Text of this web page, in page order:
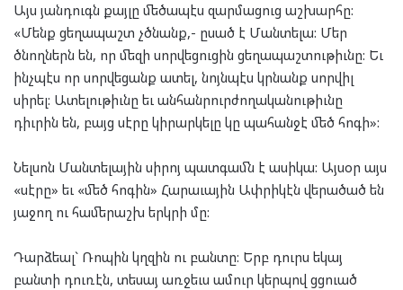
Այս յանդուգն քայլը մեծապէս զարմացուց աշխարհը:
«Մենք ցեղապաշտ չծնանք,- ըսած է Մանտելա: Մեր
ծնողներն են, որ մեզի սորվեցուցին ցեղապաշտութիւնը: Եւ
ինչպէս որ սորվեցանք ատել, նոյնպէս կրնանք սորվիլ
սիրել: Ատելութիւնը եւ անհանրուրժողականութիւնը
դիւրին են, բայց սէրը կիրարկելը կը պահանջէ մեծ հոգի»:
Նելսոն Մանտելային սիրոյ պատգամն է ասիկա: Այսօր այս
«սէրը» եւ «մեծ հոգին» Հարաւային Ափրիկէն վերածած են
յաջող ու համերաշխ երկրի մը:
Դարձեալ` Ռոպին կղզին ու բանտը: Երբ դուրս եկայ
բանտի դուռէն, տեսայ առջեւս ամուր կերպով ցցուած